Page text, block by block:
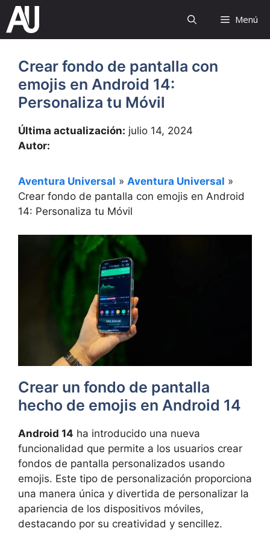
Saltar
contenido
Menú
Crear fondo de pantalla con
emojis en Android 14:
Personaliza tu Móvil
Última actualización: julio 14, 2024
Autor:
Aventura Universal » Aventura Universal »
Crear fondo de pantalla con emojis en Android
14: Personaliza tu Móvil
Crear un fondo de pantalla
hecho de emojis en Android 14
Android 14 ha introducido una nueva
funcionalidad que permite a los usuarios crear
fondos de pantalla personalizados usando
emojis. Este tipo de personalización proporciona
una manera única y divertida de personalizar la
apariencia de los dispositivos móviles,
destacando por su creatividad y sencillez.